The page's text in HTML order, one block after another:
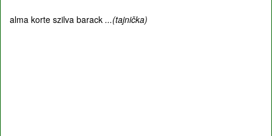
alma korte szilva barack ...(tajnička)